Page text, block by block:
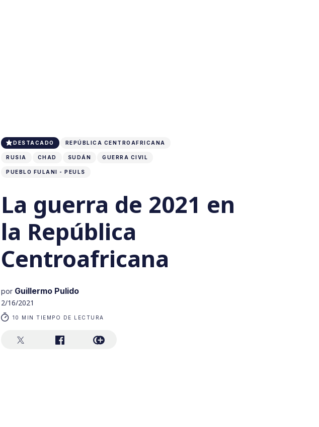
DESTACADO REPÚBLICA CENTROAFRICANA
RUSIA CHAD SUDÁN GUERRA CIVIL
PUEBLO FULANI - PEULS
La guerra de 2021 en
la República
Centroafricana
por Guillermo Pulido
2/16/2021
10 MIN TIEMPO DE LECTURA